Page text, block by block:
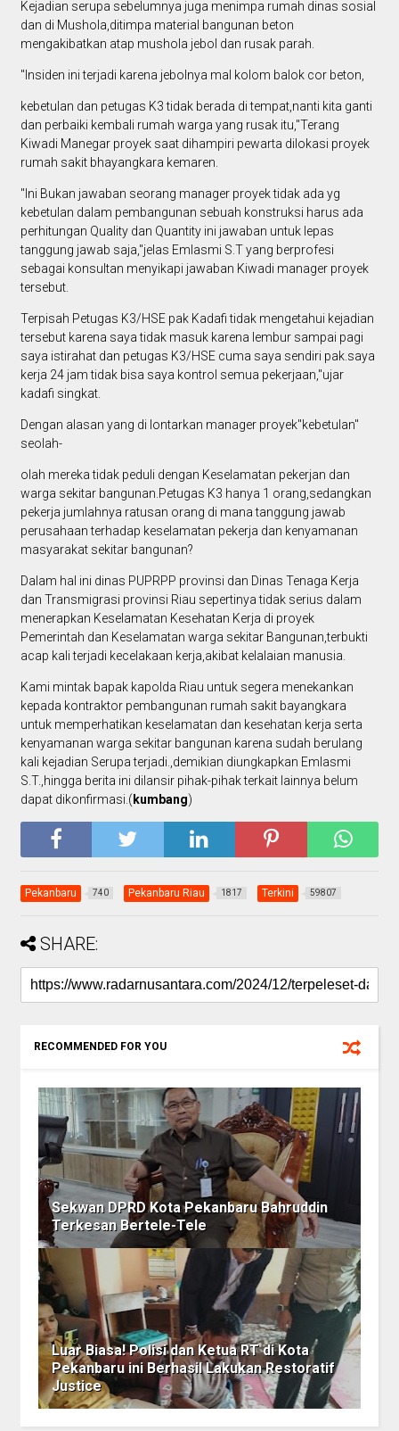
Kejadian serupa sebelumnya juga menimpa rumah dinas sosial
dan di Mushola,ditimpa material bangunan beton
mengakibatkan atap mushola jebol dan rusak parah.
"Insiden ini terjadi karena jebolnya mal kolom balok cor beton,
kebetulan dan petugas K3 tidak berada di tempat,nanti kita ganti
dan perbaiki kembali rumah warga yang rusak itu,"Terang
Kiwadi Manegar proyek saat dihampiri pewarta dilokasi proyek
rumah sakit bhayangkara kemaren.
"Ini Bukan jawaban seorang manager proyek tidak ada yg
kebetulan dalam pembangunan sebuah konstruksi harus ada
perhitungan Quality dan Quantity ini jawaban untuk lepas
tanggung jawab saja,"jelas Emlasmi S.T yang berprofesi
sebagai konsultan menyikapi jawaban Kiwadi manager proyek
tersebut.
Terpisah Petugas K3/HSE pak Kadafi tidak mengetahui kejadian
tersebut karena saya tidak masuk karena lembur sampai pagi
saya istirahat dan petugas K3/HSE cuma saya sendiri pak.saya
kerja 24 jam tidak bisa saya kontrol semua pekerjaan,"ujar
kadafi singkat.
Dengan alasan yang di lontarkan manager proyek"kebetulan"
seolah-
olah mereka tidak peduli dengan Keselamatan pekerjan dan
warga sekitar bangunan.Petugas K3 hanya 1 orang,sedangkan
pekerja jumlahnya ratusan orang di mana tanggung jawab
perusahaan terhadap keselamatan pekerja dan kenyamanan
masyarakat sekitar bangunan?
Dalam hal ini dinas PUPRPP provinsi dan Dinas Tenaga Kerja
dan Transmigrasi provinsi Riau sepertinya tidak serius dalam
menerapkan Keselamatan Kesehatan Kerja di proyek
Pemerintah dan Keselamatan warga sekitar Bangunan,terbukti
acap kali terjadi kecelakaan kerja,akibat kelalaian manusia.
Kami mintak bapak kapolda Riau untuk segera menekankan
kepada kontraktor pembangunan rumah sakit bayangkara
untuk memperhatikan keselamatan dan kesehatan kerja serta
kenyamanan warga sekitar bangunan karena sudah berulang
kali kejadian Serupa terjadi.,demikian diungkapkan Emlasmi
S.T.,hingga berita ini dilansir pihak-pihak terkait lainnya belum
dapat dikonfirmasi.( kumbang)
Pekanbaru 740 Pekanbaru Riau 1817 Terkini 59807
SHARE:
RECOMMENDED FOR YOU
Sekwan DPRD Kota Pekanbaru Bahruddin
Terkesan Bertele-Tele
Luar Biasa! Polisi dan Ketua RT di Kota
Pekanbaru ini Berhasil Lakukan Restoratif
Justice